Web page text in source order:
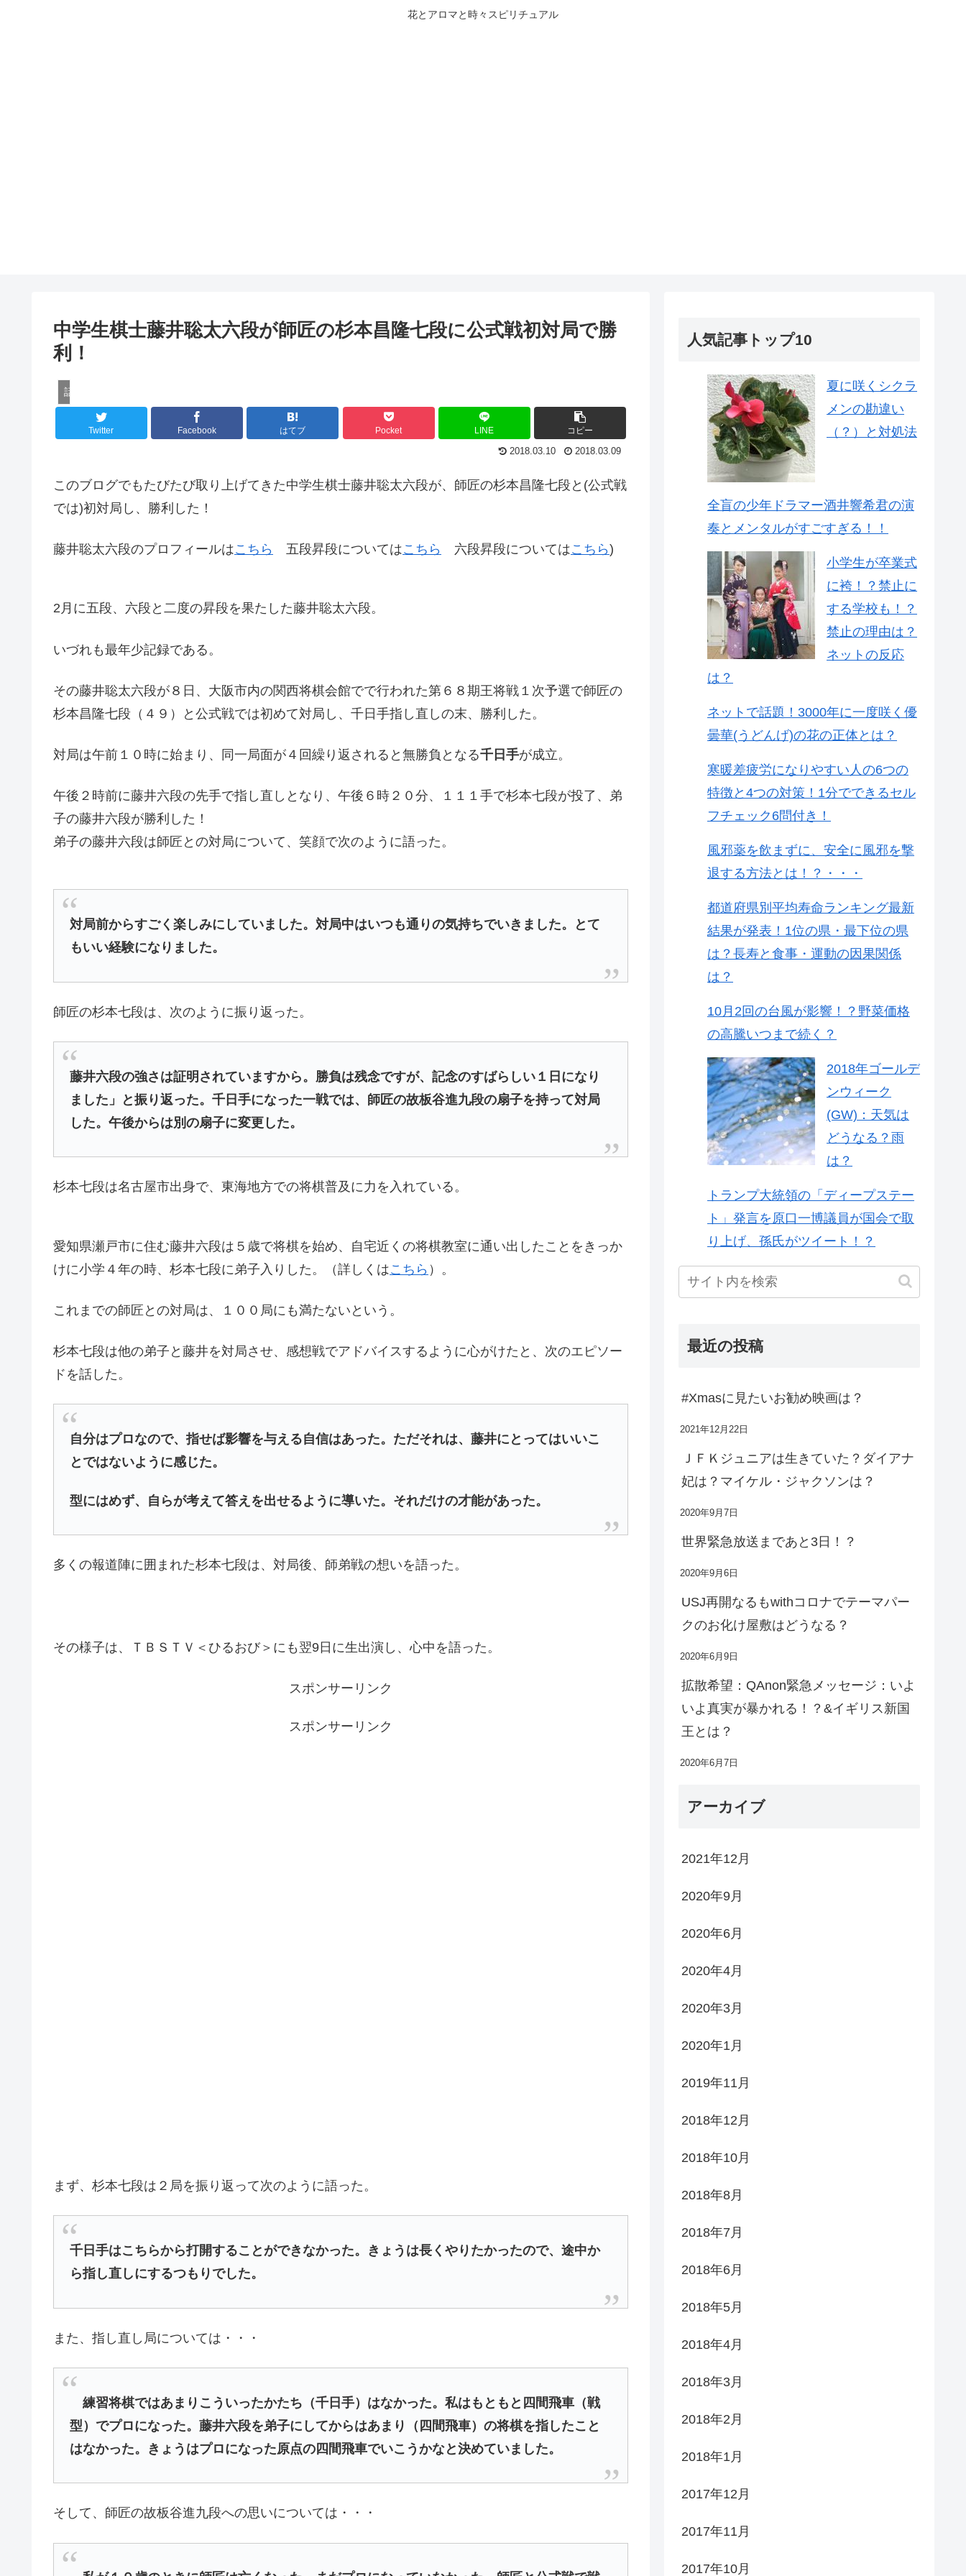
花とアロマと時々スピリチュアル
中学生棋士藤井聡太六段が師匠の杉本昌隆七段に公式戦初対局で勝
利！
話題の人
Twitter Facebook はてブ Pocket LINE コピー
2018.03.10 2018.03.09
このブログでもたびたび取り上げてきた中学生棋士藤井聡太六段が、師匠の杉本昌隆七段と(公式戦
では)初対局し、勝利した！
藤井聡太六段のプロフィールはこちら 五段昇段についてはこちら 六段昇段についてはこちら)
2月に五段、六段と二度の昇段を果たした藤井聡太六段。
いづれも最年少記録である。
その藤井聡太六段が８日、大阪市内の関西将棋会館でで行われた第６８期王将戦１次予選で師匠の
杉本昌隆七段（４９）と公式戦では初めて対局し、千日手指し直しの末、勝利した。
対局は午前１０時に始まり、同一局面が４回繰り返されると無勝負となる千日手が成立。
午後２時前に藤井六段の先手で指し直しとなり、午後６時２０分、１１１手で杉本七段が投了、弟
子の藤井六段が勝利した！
弟子の藤井六段は師匠との対局について、笑顔で次のように語った。
対局前からすごく楽しみにしていました。対局中はいつも通りの気持ちでいきました。とて
もいい経験になりました。
師匠の杉本七段は、次のように振り返った。
藤井六段の強さは証明されていますから。勝負は残念ですが、記念のすばらしい１日になり
ました」と振り返った。千日手になった一戦では、師匠の故板谷進九段の扇子を持って対局
した。午後からは別の扇子に変更した。
杉本七段は名古屋市出身で、東海地方での将棋普及に力を入れている。
愛知県瀬戸市に住む藤井六段は５歳で将棋を始め、自宅近くの将棋教室に通い出したことをきっか
けに小学４年の時、杉本七段に弟子入りした。（詳しくはこちら ）。
これまでの師匠との対局は、１００局にも満たないという。
杉本七段は他の弟子と藤井を対局させ、感想戦でアドバイスするように心がけたと、次のエピソー
ドを話した。
自分はプロなので、指せば影響を与える自信はあった。ただそれは、藤井にとってはいいこ
とではないように感じた。
型にはめず、自らが考えて答えを出せるように導いた。それだけの才能があった。
多くの報道陣に囲まれた杉本七段は、対局後、師弟戦の想いを語った。
その様子は、ＴＢＳＴＶ＜ひるおび＞にも翌9日に生出演し、心中を語った。
スポンサーリンク
スポンサーリンク
まず、杉本七段は２局を振り返って次のように語った。
千日手はこちらから打開することができなかった。きょうは長くやりたかったので、途中か
ら指し直しにするつもりでした。
また、指し直し局については・・・
練習将棋ではあまりこういったかたち（千日手）はなかった。私はもともと四間飛車（戦
型）でプロになった。藤井六段を弟子にしてからはあまり（四間飛車）の将棋を指したこと
はなかった。きょうはプロになった原点の四間飛車でいこうかなと決めていました。
そして、師匠の故板谷進九段への思いについては・・・
人気記事トップ10
夏に咲くシクラ
メンの勘違い
（？）と対処法
全盲の少年ドラマー酒井響希君の演
奏とメンタルがすごすぎる！！
小学生が卒業式
に袴！？禁止に
する学校も！？
禁止の理由は？
ネットの反応
は？
ネットで話題！3000年に一度咲く優
曇華(うどんげ)の花の正体とは？
寒暖差疲労になりやすい人の6つの
特徴と4つの対策！1分でできるセル
フチェック6問付き！
風邪薬を飲まずに、安全に風邪を撃
退する方法とは！？・・・
都道府県別平均寿命ランキング最新
結果が発表！1位の県・最下位の県
は？長寿と食事・運動の因果関係
は？
10月2回の台風が影響！？野菜価格
の高騰いつまで続く？
2018年ゴールデ
ンウィーク
(GW)：天気は
どうなる？雨
は？
トランプ大統領の「ディープステー
ト」発言を原口一博議員が国会で取
り上げ、孫氏がツイート！？
最近の投稿
#Xmasに見たいお勧め映画は？
2021年12月22日
ＪＦＫジュニアは生きていた？ダイアナ
妃は？マイケル・ジャクソンは？
2020年9月7日
世界緊急放送まであと3日！？
2020年9月6日
USJ再開なるもwithコロナでテーマパー
クのお化け屋敷はどうなる？
2020年6月9日
拡散希望：QAnon緊急メッセージ：いよ
いよ真実が暴かれる！？&イギリス新国
王とは？
2020年6月7日
アーカイブ
2021年12月
2020年9月
2020年6月
2020年4月
2020年3月
2020年1月
2019年11月
2018年12月
2018年10月
2018年8月
2018年7月
2018年6月
2018年5月
2018年4月
2018年3月
2018年2月
2018年1月
2017年12月
2017年11月
2017年10月